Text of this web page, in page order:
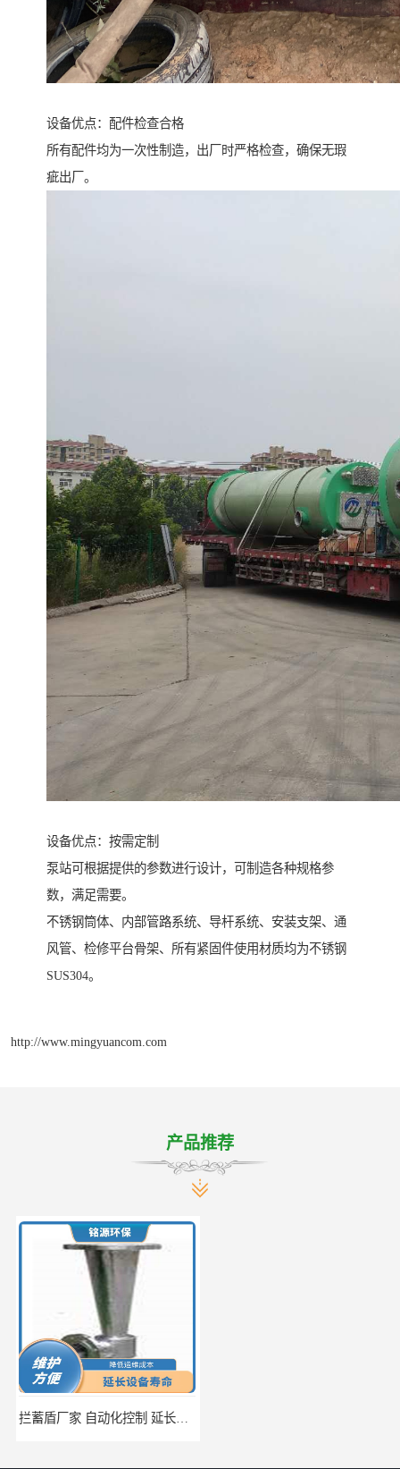
设备优点：配件检查合格
所有配件均为一次性制造，出厂时严格检查，确保无瑕
疵出厂。
设备优点：按需定制
泵站可根据提供的参数进行设计，可制造各种规格参
数，满足需要。
不锈钢筒体、内部管路系统、导杆系统、安装支架、通
风管、检修平台骨架、所有紧固件使用材质均为不锈钢
SUS304。
http://www.mingyuancom.com
产品推荐
拦蓄盾厂家 自动化控制 延长其使用寿命